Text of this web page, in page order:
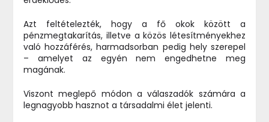
Azt feltételezték, hogy a fő okok között a
pénzmegtakarítás, illetve a közös létesítményekhez
való hozzáférés, harmadsorban pedig hely szerepel
– amelyet az egyén nem engedhetne meg
magának.
Viszont meglepő módon a válaszadók számára a
legnagyobb hasznot a társadalmi élet jelenti.